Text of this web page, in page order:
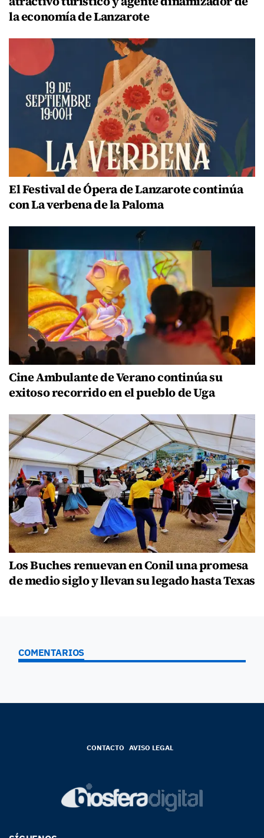
la economía de Lanzarote
El Festival de Ópera de Lanzarote continúa
con La verbena de la Paloma
Cine Ambulante de Verano continúa su
exitoso recorrido en el pueblo de Uga
Los Buches renuevan en Conil una promesa
de medio siglo y llevan su legado hasta Texas
COMENTARIOS
CONTACTO AVISO LEGAL